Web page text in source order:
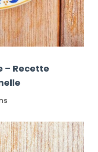
– Recette